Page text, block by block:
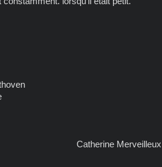
Catherine Merveilleux